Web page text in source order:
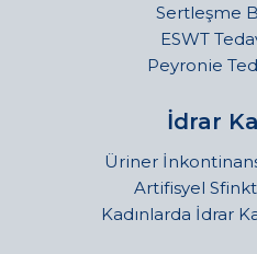
Sertleşme
ESWT
Peyronie
İdrar
Üriner
Artifisyel
Kadınlarda İdrar